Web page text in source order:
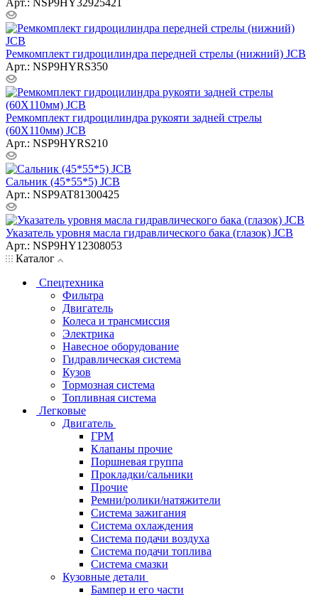
Ремкомплект гидроцилиндра передней стрелы (нижний) JCB
Арт.: NSP9HYRS350
Ремкомплект гидроцилиндра рукояти задней стрелы
(60Х110мм) JCB
Арт.: NSP9HYRS210
Сальник (45*55*5) JCB
Арт.: NSP9AT81300425
Указатель уровня масла гидравлического бака (глазок) JCB
Арт.: NSP9HY12308053
Каталог
Спецтехника
Фильтра
Двигатель
Колеса и трансмиссия
Электрика
Навесное оборудование
Гидравлическая система
Кузов
Тормозная система
Топливная система
Легковые
Двигатель
ГРМ
Клапаны прочие
Поршневая группа
Прокладки/сальники
Прочие
Ремни/ролики/натяжители
Система зажигания
Система охлаждения
Система подачи воздуха
Система подачи топлива
Система смазки
Кузовные детали
Бампер и его части